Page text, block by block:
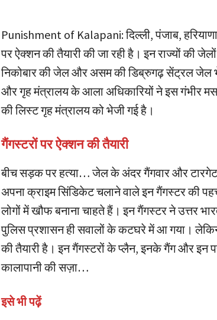
Punishment of Kalapani: दिल्ली, पंजाब,
पर ऐक्शन की तैयारी की जा रही है। इन राज्यों की
निकोबार की जेल और असम की डिब्रुगढ़ सेंट्रल जेल
और गृह मंत्रालय के आला अधिकारियों ने इस गंभीर
की लिस्ट गृह मंत्रालय को भेजी गई है।
गैंगस्टरों पर ऐक्शन की तैयारी
बीच सड़क पर हत्या… जेल के अंदर गैंगवार और टारगेट
अपना क्राइम सिंडिकेट चलाने वाले इन गैंगस्टर की
लोगों में खौफ बनाना चाहते हैं। इन गैंगस्टर ने उत्तर
पुलिस प्रशासन ही सवालों के कटघरे में आ गया।
की तैयारी है। इन गैंगस्टरों के प्लैन, इनके गैंग और इन
कालापानी की सज़ा…
इसे भी पढ़ें